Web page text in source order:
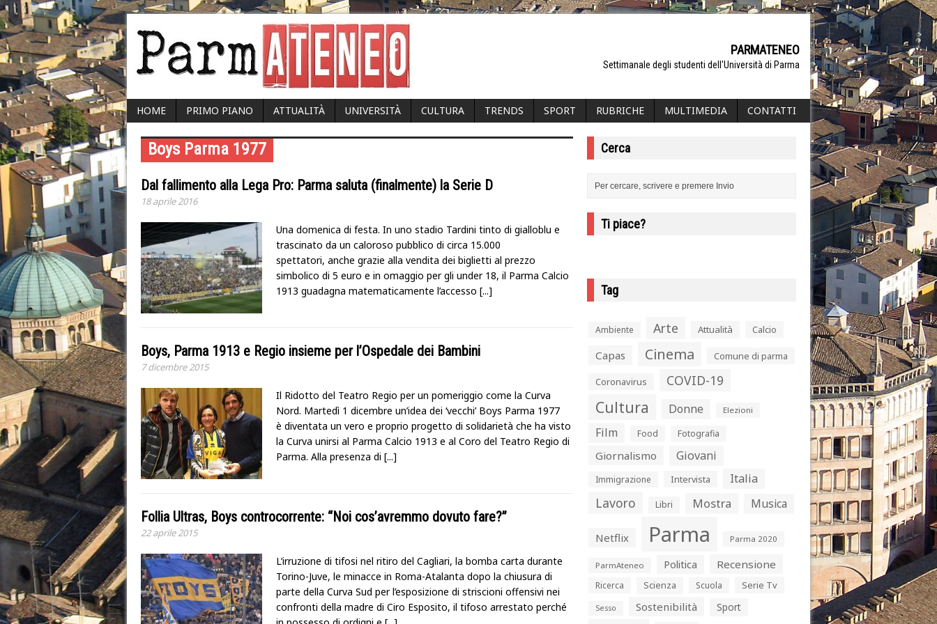
PARMATENEO
Settimanale degli studenti dell'Università di Parma
HOME PRIMO PIANO ATTUALITÀ UNIVERSITÀ CULTURA TRENDS SPORT RUBRICHE MULTIMEDIA CONTATTI
Boys Parma 1977
Dal fallimento alla Lega Pro: Parma saluta (finalmente) la Serie D
18 aprile 2016
Una domenica di festa. In uno stadio Tardini tinto di gialloblu e
trascinato da un caloroso pubblico di circa 15.000
spettatori, anche grazie alla vendita dei biglietti al prezzo
simbolico di 5 euro e in omaggio per gli under 18, il Parma Calcio
1913 guadagna matematicamente l’accesso [...]
Boys, Parma 1913 e Regio insieme per l’Ospedale dei Bambini
7 dicembre 2015
Il Ridotto del Teatro Regio per un pomeriggio come la Curva
Nord. Martedì 1 dicembre un’idea dei ‘vecchi’ Boys Parma 1977
è diventata un vero e proprio progetto di solidarietà che ha visto
la Curva unirsi al Parma Calcio 1913 e al Coro del Teatro Regio di
Parma. Alla presenza di [...]
Follia Ultras, Boys controcorrente: “Noi cos’avremmo dovuto fare?”
22 aprile 2015
L’irruzione di tifosi nel ritiro del Cagliari, la bomba carta durante
Torino-Juve, le minacce in Roma-Atalanta dopo la chiusura di
parte della Curva Sud per l’esposizione di striscioni offensivi nei
confronti della madre di Ciro Esposito, il tifoso arrestato perché
Cerca
Ti piace?
Tag
Ambiente Arte Attualità Calcio
Capas Cinema Comune di parma
Coronavirus COVID-19
Cultura Donne Elezioni
Film Food Fotografia
Giornalismo Giovani
Immigrazione Intervista Italia
Lavoro Libri Mostra Musica
Netflix Parma Parma 2020
ParmAteneo Politica Recensione
Ricerca Scienza Scuola Serie Tv
Sesso Sostenibilità Sport